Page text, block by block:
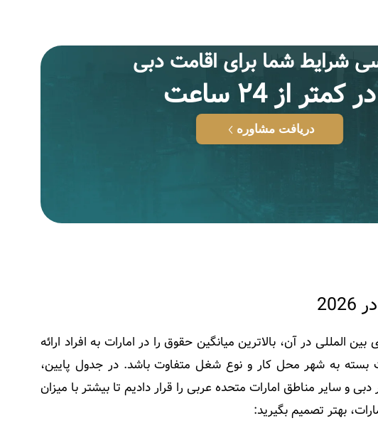
شرايط شما براى اقامت دبى
در كمتر از ٢4 ساعت
دریافت مشاوره
در آن، بالاترین میانگین حقوق را در امارات به افراد ارائه
به شهر محل کار و نوع شغل متفاوت باشد. در جدول پایین،
سایر مناطق امارات متحده عربی را قرار دادیم تا بیشتر با میزان
بهتر تصمیم بگیرید: